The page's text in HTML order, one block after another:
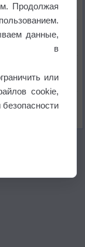
волны тепла
Продолжая
данные,
в
или
cookie,